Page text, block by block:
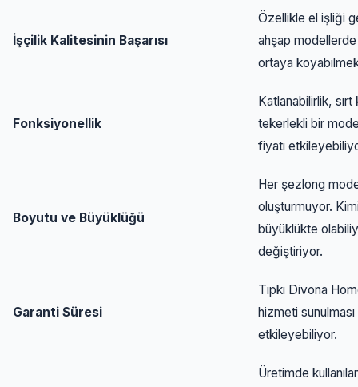
İşçilik Kalitesinin Başarısı
Özellikle el işliği
ahşap
ortaya
Fonksiyonellik
Katlanabilirlik,
tekerlekli bir
fiyatı
Boyutu ve Büyüklüğü
Her şezlong
oluşturmuyor.
büyüklükte
değiştiriyor.
Garanti Süresi
Tıpkı Divona
hizmeti
etkileyebiliyor.
Üretimde